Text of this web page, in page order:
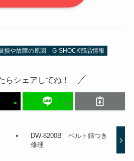
損や故障の原因 G-SHOCK部品情報
らシェアしてね！
DW-8200B ベルト錆つき
修理